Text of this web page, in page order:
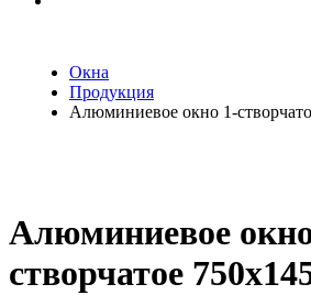
Окна
Продукция
Алюминиевое окно 1-
Алюминиевое
створчатое